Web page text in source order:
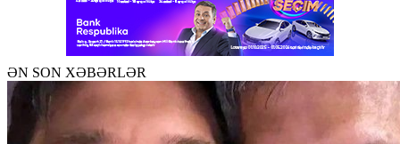
ƏN SON XƏBƏRLƏR